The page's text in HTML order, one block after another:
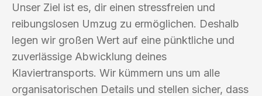
Unser Ziel ist es, dir einen stressfreien und
reibungslosen Umzug zu ermöglichen. Deshalb
legen wir großen Wert auf eine pünktliche und
zuverlässige Abwicklung deines
Klaviertransports. Wir kümmern uns um alle
organisatorischen Details und stellen sicher, dass